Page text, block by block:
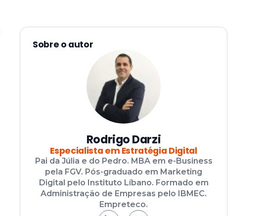
Sobre o autor
Rodrigo Darzi
Especialista em Estratégia Digital
Pai da Júlia e do Pedro. MBA em e-Business
pela FGV. Pós-graduado em Marketing
Digital pelo Instituto Líbano. Formado em
Administração de Empresas pelo IBMEC.
Empreteco.